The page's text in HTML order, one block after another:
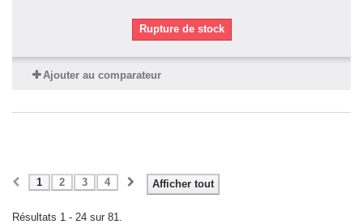
Rupture de stock
Ajouter au comparateur
Afficher tout
1 2 3 4
Résultats 1 - 24 sur 81.